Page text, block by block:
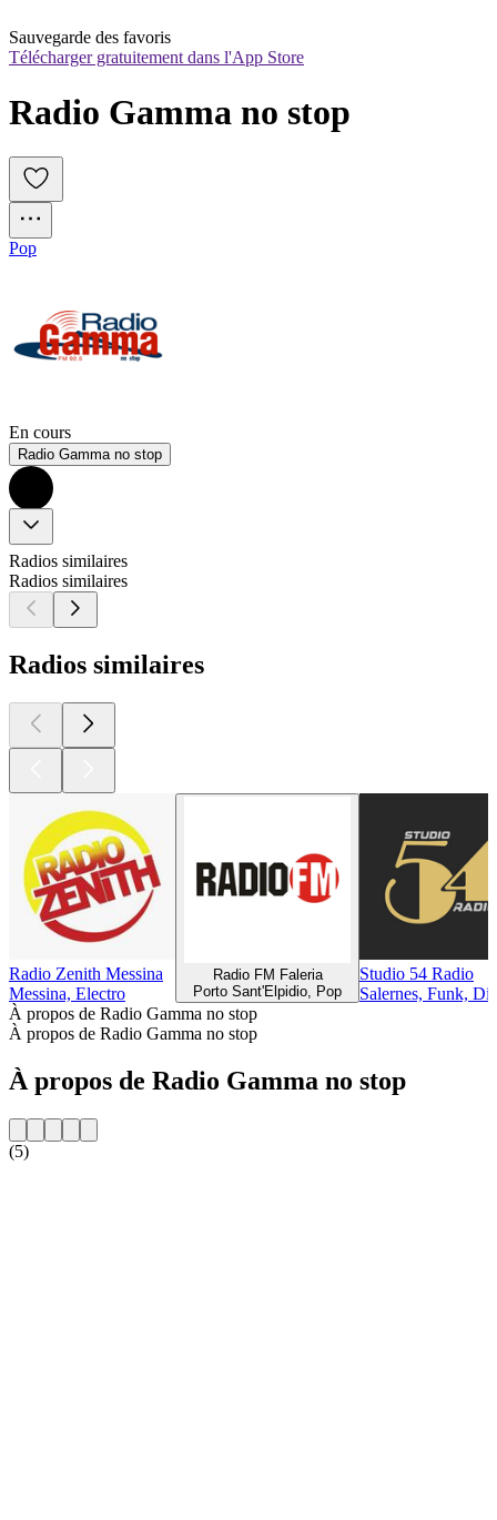
Sauvegarde des favoris
Télécharger gratuitement dans l'App Store
Radio Gamma no stop
Pop
En cours
Radio Gamma no stop
Radios similaires
Radios similaires
Radios similaires
Radio Zenith Messina
Messina, Electro
Radio FM Faleria
Porto Sant'Elpidio, Pop
Studio 54 Radio
Salernes, Funk,
À propos de Radio Gamma no stop
À propos de Radio Gamma no stop
À propos de Radio Gamma no stop
(5)